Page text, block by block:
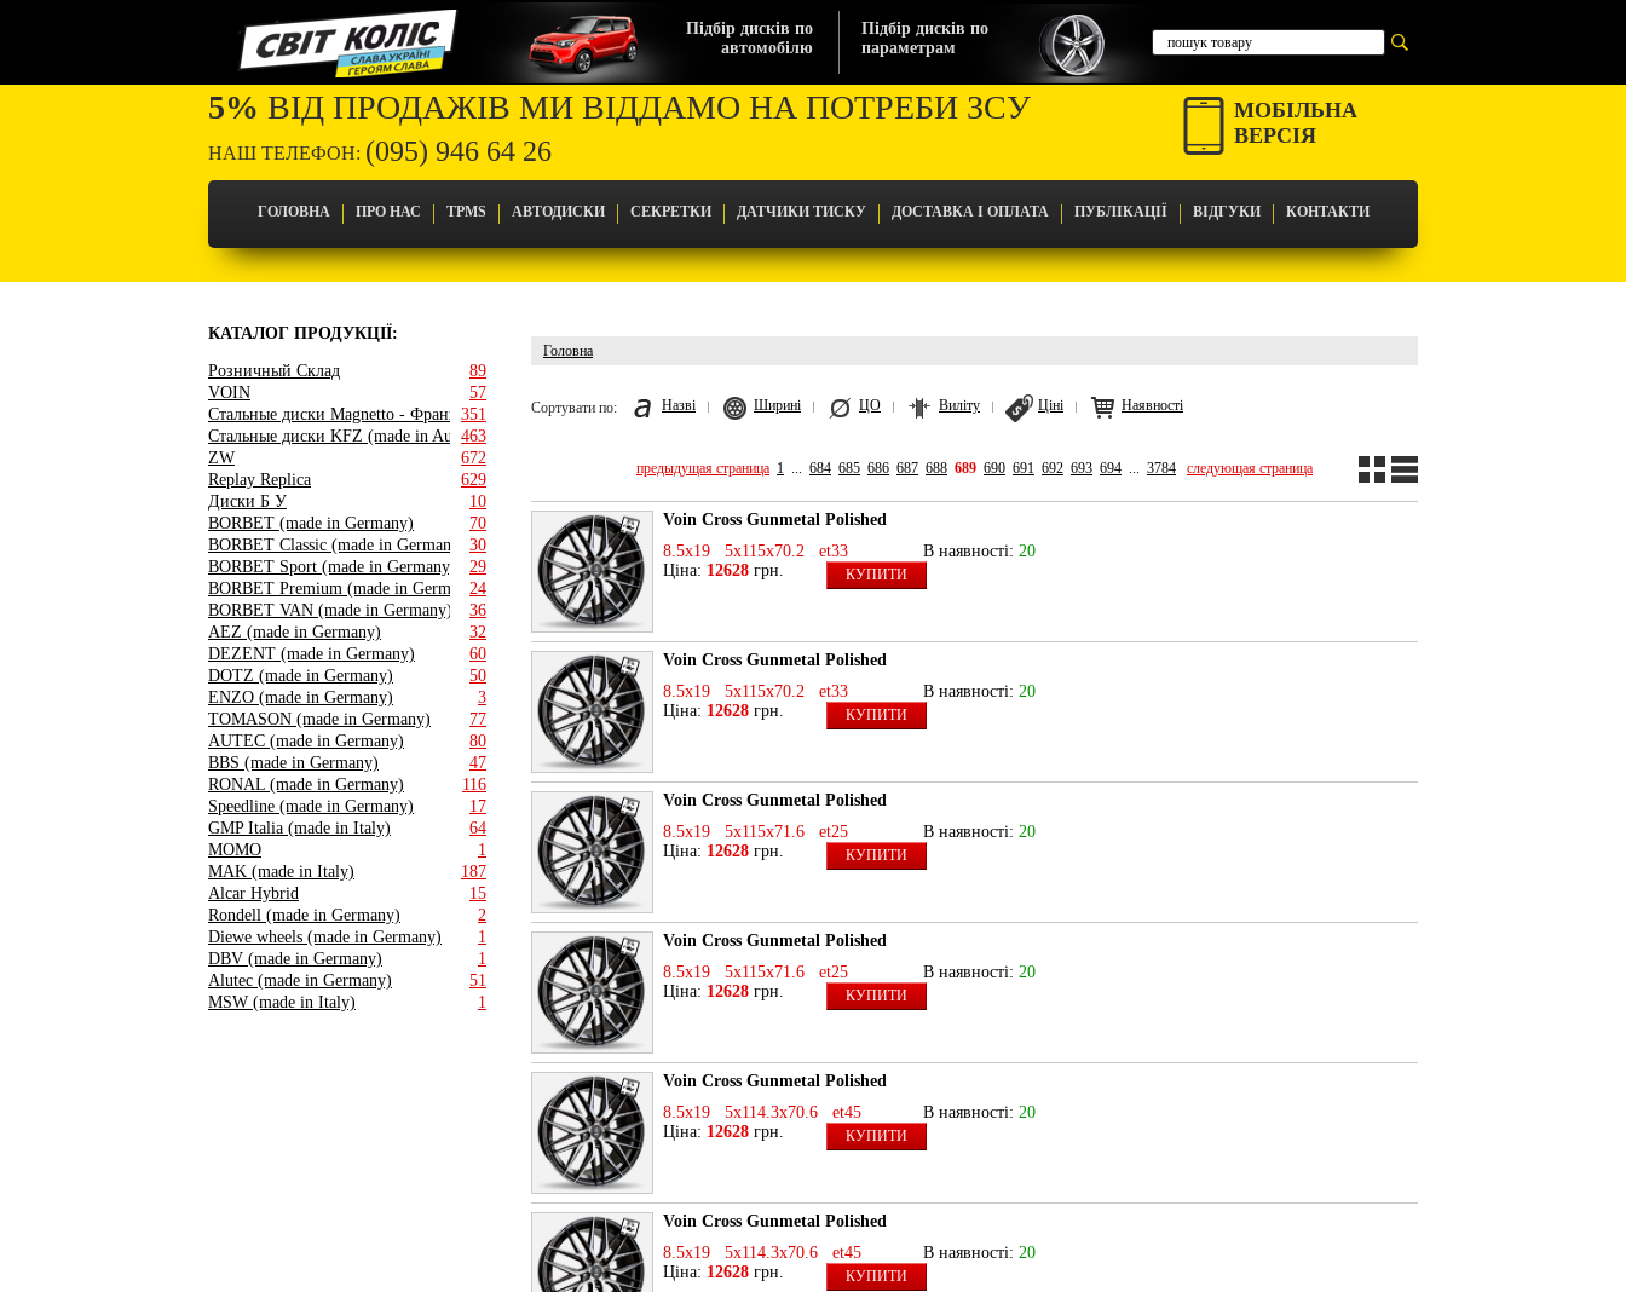
Підбір дисків по
автомобілю
Підбір дисків по
параметрам
МОБІЛЬНА
ВЕРСІЯ
5% ВІД ПРОДАЖІВ МИ ВІДДАМО НА ПОТРЕБИ ЗСУ
НАШ ТЕЛЕФОН: (095) 946 64 26
ГОЛОВНА ПРО НАС TPMS АВТОДИСКИ СЕКРЕТКИ ДАТЧИКИ ТИСКУ ДОСТАВКА І ОПЛАТА ПУБЛІКАЦІЇ ВІДГУКИ КОНТАКТИ
КАТАЛОГ ПРОДУКЦІЇ:
Розничный Склад
89
VOIN
57
Стальные диски Magnetto - Франция351
Стальные диски KFZ (made in Austria)
463
ZW
672
Replay Replica
629
Диски Б У
10
BORBET (made in Germany)
70
BORBET Classic (made in Germany)
30
BORBET Sport (made in Germany)
29
BORBET Premium (made in Germany)
24
BORBET VAN (made in Germany)
36
AEZ (made in Germany)
32
DEZENT (made in Germany)
60
DOTZ (made in Germany)
50
ENZO (made in Germany)
3
TOMASON (made in Germany)
77
AUTEC (made in Germany)
80
BBS (made in Germany)
47
RONAL (made in Germany)
116
Speedline (made in Germany)
17
GMP Italia (made in Italy)
64
MOMO
1
MAK (made in Italy)
187
Alcar Hybrid
15
Rondell (made in Germany)
2
Diewe wheels (made in Germany)
1
DBV (made in Germany)
1
Alutec (made in Germany)
51
MSW (made in Italy)
1
Головна
Сортувати по:
Назві Ширині ЦО Виліту Ціні Наявності
предыдущая страница 1 ... 684 685 686 687 688 689 690 691 692 693 694 ... 3784 следующая страница
Voin Cross Gunmetal Polished
8.5x19 5x115x70.2 et33
В наявності: 20
Ціна: 12628 грн. КУПИТИ
Voin Cross Gunmetal Polished
8.5x19 5x115x70.2 et33
В наявності: 20
Ціна: 12628 грн. КУПИТИ
Voin Cross Gunmetal Polished
8.5x19 5x115x71.6 et25
В наявності: 20
Ціна: 12628 грн. КУПИТИ
Voin Cross Gunmetal Polished
8.5x19 5x115x71.6 et25
В наявності: 20
Ціна: 12628 грн. КУПИТИ
Voin Cross Gunmetal Polished
8.5x19 5x114.3x70.6 et45
В наявності: 20
Ціна: 12628 грн. КУПИТИ
Voin Cross Gunmetal Polished
8.5x19 5x114.3x70.6 et45
В наявності: 20
Ціна: 12628 грн. КУПИТИ